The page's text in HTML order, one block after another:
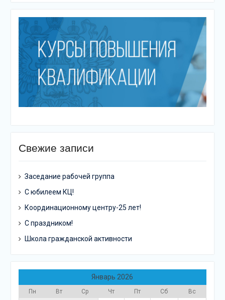
Свежие записи
Заседание рабочей группа
С юбилеем КЦ!
Координационному центру-25 лет!
С праздником!
Школа гражданской активности
Январь 2026
Пн Вт Ср Чт Пт Сб
Вс